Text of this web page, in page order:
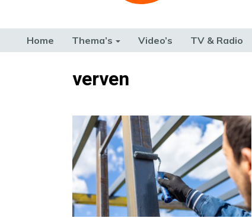
Home Thema’s Video’s TV & Radio
TERUG NAAR TOENverven